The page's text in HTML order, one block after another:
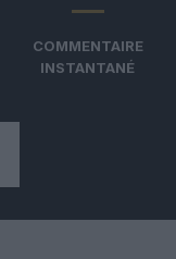
COMMENTAIRE
INSTANTANÉ